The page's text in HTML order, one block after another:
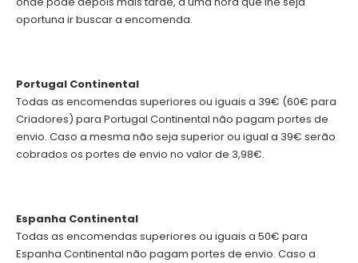
oportuna ir buscar a encomenda.
Portugal Continental
Todas as encomendas superiores ou iguais a 39€ (60€ para
Criadores) para Portugal Continental não pagam portes de
envio. Caso a mesma não seja superior ou igual a 39€ serão
cobrados os portes de envio no valor de 3,98€.
Espanha Continental
Todas as encomendas superiores ou iguais a 50€ para
Espanha Continental não pagam portes de envio. Caso a